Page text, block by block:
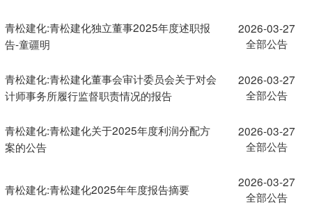
青松建化:青松建化独立董事2025年度述职报
告-童疆明
2026-03-27
全部公告
青松建化:青松建化董事会审计委员会关于对会
计师事务所履行监督职责情况的报告
2026-03-27
全部公告
青松建化:青松建化关于2025年度利润分配方
案的公告
2026-03-27
全部公告
青松建化:青松建化2025年年度报告摘要
2026-03-27
全部公告